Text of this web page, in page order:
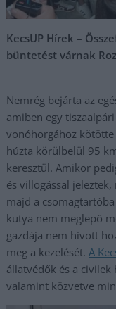
KecsUP Hírek –
büntetést várnak
Nemrég bejárta az
amiben egy
vonóhorgához
húzta körülbelül 95
keresztül. Amikor
és villogással
majd a
kutya nem meglepő
gazdája nem hívott
meg a kezelését.A
állatvédők és a
valamint közvetve